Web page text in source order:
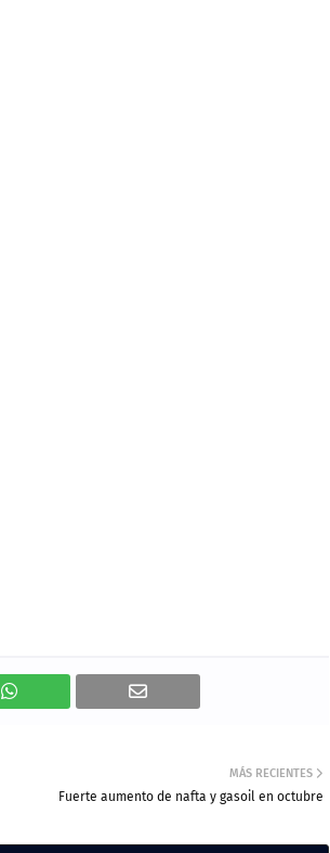
MÁS RECIENTES
Fuerte aumento de nafta y gasoil en octubre